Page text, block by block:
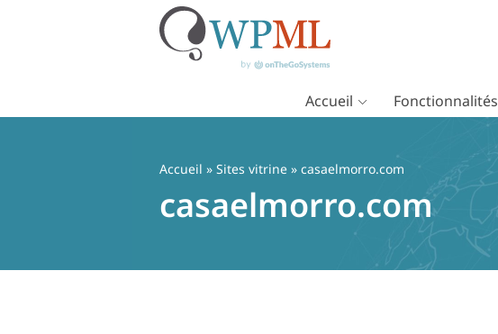
Accueil Fonctionnalités
Accueil » Sites vitrine » casaelmorro.com
casaelmorro.com